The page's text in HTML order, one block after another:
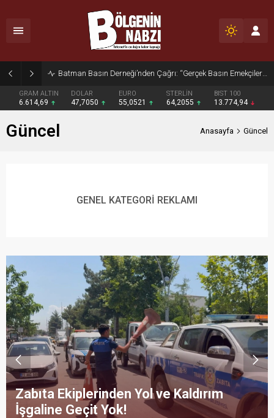
Batman Basın Derneği’nden Çağrı: “Gerçek Basın Emekçileri Desteklenmeli”
GRAM ALTIN
6.614,69
DOLAR
47,7050
EURO
55,0521
STERLİN
64,2055
BIST 100
13.774,94
Güncel Anasayfa Güncel
GENEL KATEGORİ REKLAMI
Zabıta Ekiplerinden Yol ve Kaldırım
İşgaline Geçit Yok!